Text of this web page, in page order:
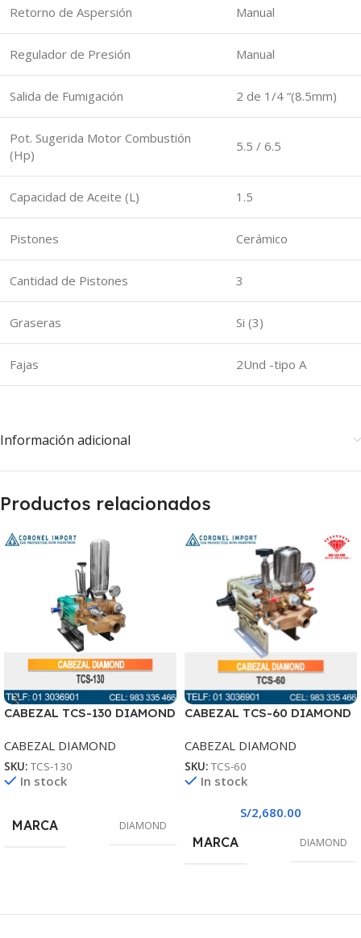
Retorno de Aspersión Manual
Regulador de Presión Manual
Salida de Fumigación 2 de 1/4 “(8.5mm)
Pot. Sugerida Motor Combustión
(Hp)
5.5 / 6.5
Capacidad de Aceite (L) 1.5
Pistones Cerámico
Cantidad de Pistones 3
Graseras Si (3)
Fajas 2Und -tipo A
Información adicional
Productos relacionados
CABEZAL TCS-130 DIAMOND
CABEZAL DIAMOND
SKU: TCS-130
In stock
MARCA DIAMOND
CABEZAL TCS-60 DIAMOND
CABEZAL DIAMOND
SKU: TCS-60
In stock
S/2,680.00
MARCA
DIAMOND